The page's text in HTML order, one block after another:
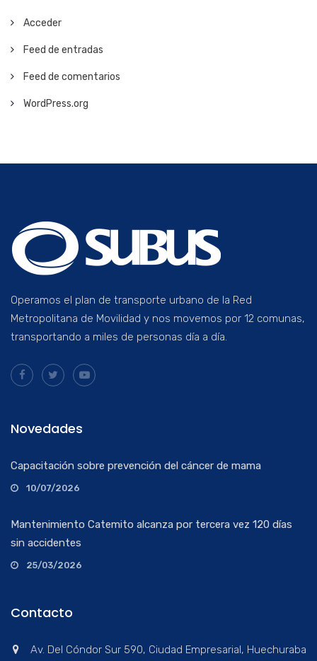
Acceder
Feed de entradas
Feed de comentarios
WordPress.org
Operamos el plan de transporte urbano de la Red
Metropolitana de Movilidad y nos movemos por 12 comunas,
transportando a miles de personas día a día.
Novedades
Capacitación sobre prevención del cáncer de mama
10/07/2026
Mantenimiento Catemito alcanza por tercera vez 120 días
sin accidentes
25/03/2026
Contacto
Av. Del Cóndor Sur 590, Ciudad Empresarial, Huechuraba